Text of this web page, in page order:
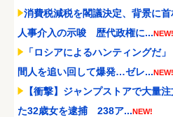
消費税減税を閣議決定、背景に
人事介入の示唆 歴代政権に...NEW!
「ロシアによるハンティングだ
間人を追い回して爆発…ゼレ...NEW!
【衝撃】ジャンプストアで大量
た32歳女を逮捕 238ア...NEW!